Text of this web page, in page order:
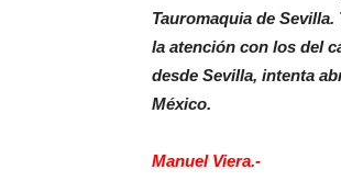
Tauromaquia de
la atención con los del
desde Sevilla, intenta
México.
Manuel Viera.-